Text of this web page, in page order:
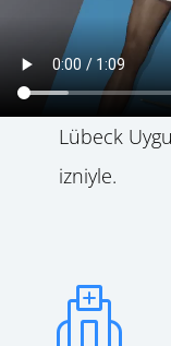
Lübeck
izniyle.